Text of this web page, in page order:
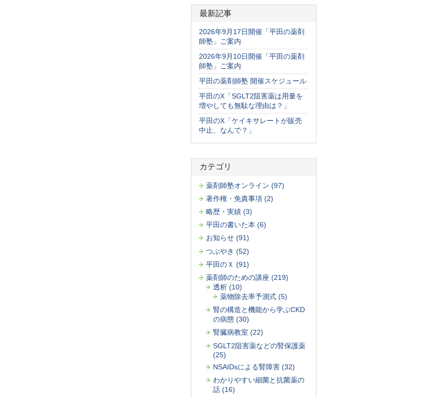
最新記事
2026年9月17日開催「平田の薬剤
師塾」ご案内
2026年9月10日開催「平田の薬剤
師塾」ご案内
平田の薬剤師塾 開催スケジュール
平田のX「SGLT2阻害薬は用量を
増やしても無駄な理由は？」
平田のX「ケイキサレートが販売
中止、なんで？」
カテゴリ
薬剤師塾オンライン (97)
著作権・免責事項 (2)
略歴・実績 (3)
平田の書いた本 (6)
お知らせ (91)
つぶやき (52)
平田のＸ (91)
薬剤師のための講座 (219)
透析 (10)
薬物除去率予測式 (5)
腎の構造と機能から学ぶCKD
の病態 (30)
腎臓病教室 (22)
SGLT2阻害薬などの腎保護薬
(25)
NSAIDsによる腎障害 (32)
わかりやすい細菌と抗菌薬の
話 (16)